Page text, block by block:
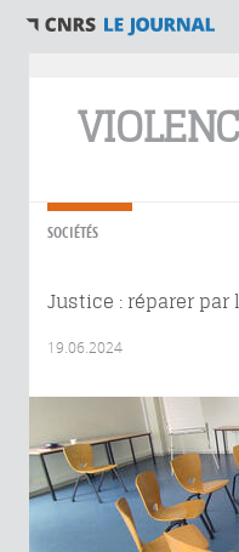
SOCIÉTÉS
Justice : réparer par
19.06.2024